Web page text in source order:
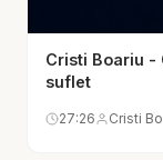
adevărul nu
rupe lanțuri.
eliberați nu
Cristi Boariu -
suflet
27:26 Cristi